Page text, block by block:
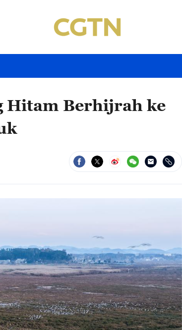
Hitam Berhijrah ke